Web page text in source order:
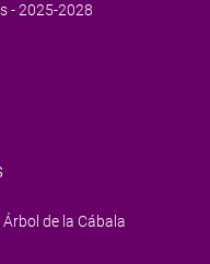
- 2025-2028
de la Cábala